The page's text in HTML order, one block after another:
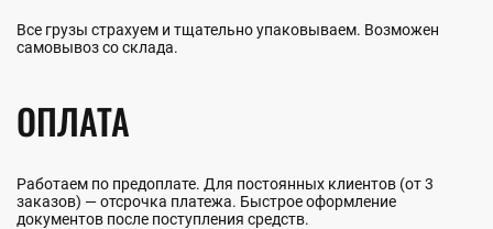
Все грузы страхуем и тщательно упаковываем. Возможен
самовывоз со склада.
ОПЛАТА
Работаем по предоплате. Для постоянных клиентов (от 3
заказов) — отсрочка платежа. Быстрое оформление
документов после поступления средств.